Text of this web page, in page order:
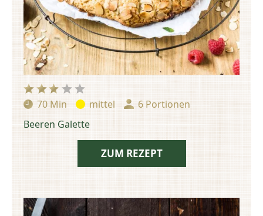
Zubereitungszeit:
70 Min Schwierigkeit:
mittel Portionen:
6 Portionen
Beeren Galette
ZUM REZEPT